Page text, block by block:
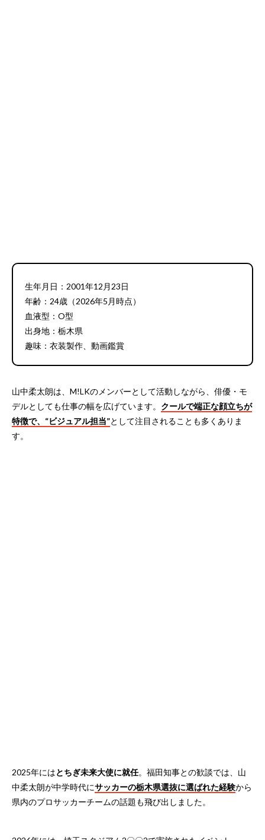
生年月日：2001年12月23日
年齢：24歳（2026年5月時点）
血液型：O型
出身地：栃木県
趣味：衣装製作、動画鑑賞
山中柔太朗は、M!LKのメンバーとして活動しながら、俳優・モ
デルとしても仕事の幅を広げています。 クールで端正な顔立ちが
特徴で、“ビジュアル担当”として注目されることも多くありま
す。
2025年にはとちぎ未来大使に就任。福田知事との歓談では、山
中柔太朗が中学時代にサッカーの栃木県選抜に選ばれた経験から
県内のプロサッカーチームの話題も飛び出しました。